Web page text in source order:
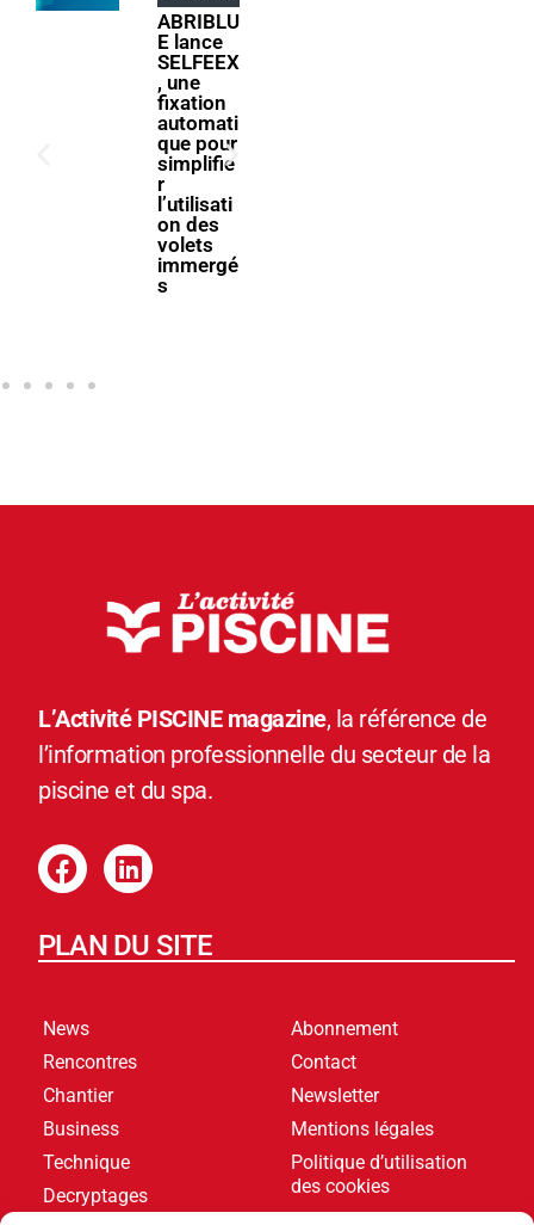
ABRIBLU
E lance
SELFEEX
, une
fixation
automati
que pour
simplifie
r
l’utilisati
on des
volets
immergé
s
L’Activité PISCINE magazine, la référence de
l’information professionnelle du secteur de la
piscine et du spa.
PLAN DU SITE
News
Rencontres
Chantier
Business
Technique
Decryptages
Abonnement
Contact
Newsletter
Mentions légales
Politique d’utilisation
des cookies